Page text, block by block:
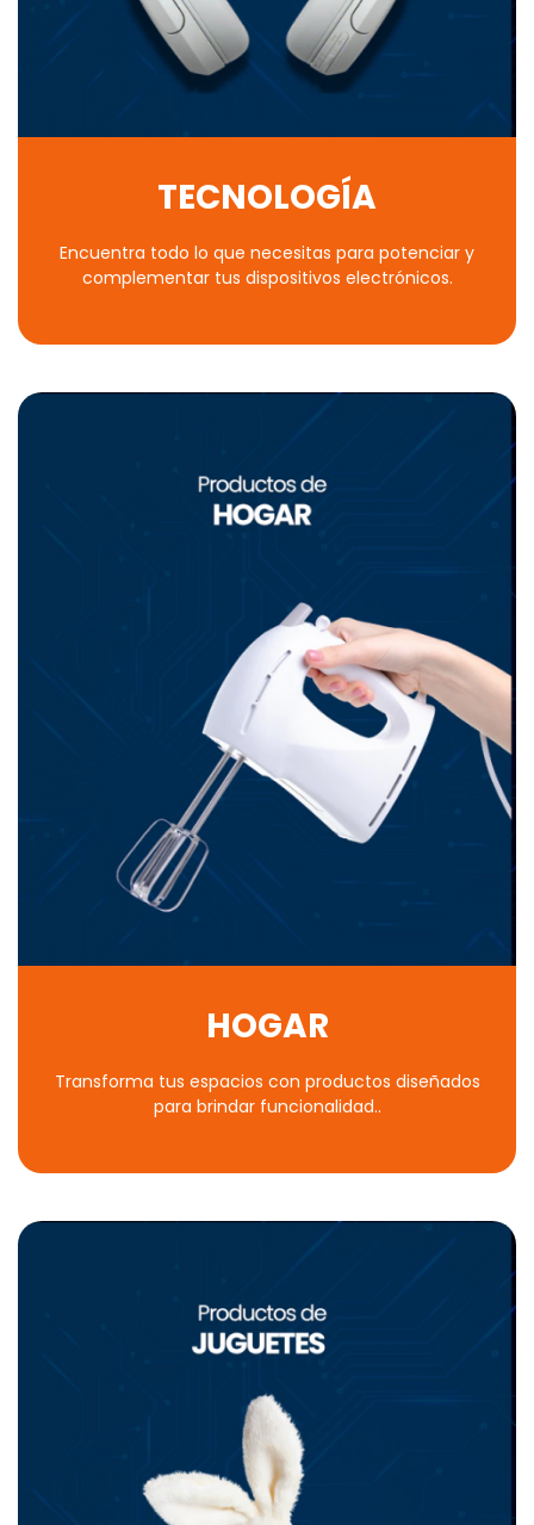
TECNOLOGÍA
Encuentra todo lo que necesitas para potenciar y
complementar tus dispositivos electrónicos.
HOGAR
Transforma tus espacios con productos diseñados
para brindar funcionalidad..